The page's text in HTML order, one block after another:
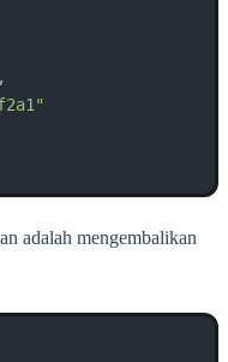
,
adalah mengembalikan